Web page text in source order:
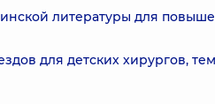
литературы для
для детских хирургов,